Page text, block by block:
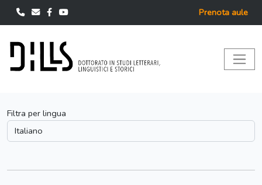
Prenota aule
Filtra per lingua